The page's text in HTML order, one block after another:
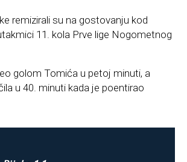
remizirali su na gostovanju kod
11. kola Prve lige Nogometnog
golom Tomića u petoj minuti, a
u 40. minuti kada je poentirao